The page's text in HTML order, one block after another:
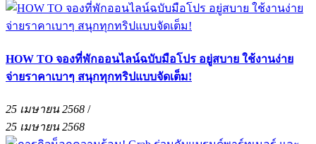
HOW TO จองที่พักออนไลน์ฉบับมือโปร อยู่สบาย ใช้งานง่าย
จ่ายราคาเบาๆ สนุกทุกทริปแบบจัดเต็ม!
25 เมษายน 2568 /
25 เมษายน 2568